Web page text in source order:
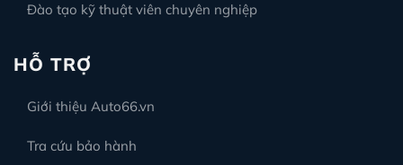
Đào tạo kỹ thuật viên chuyên nghiệp
HỖ TRỢ
Giới thiệu Auto66.vn
Tra cứu bảo hành